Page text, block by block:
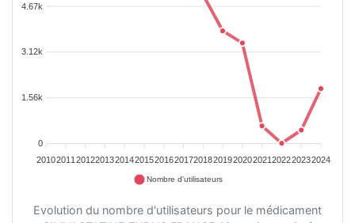
4.67k
3.12k
1.56k
0
20102011 2012201320142015201620172018201920202021 202220232024
Nombre d'utilisateurs
Evolution du nombre d'utilisateurs pour le médicament